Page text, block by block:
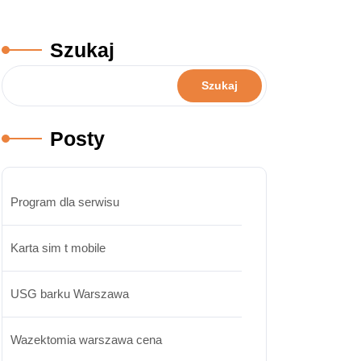
Szukaj
Szukaj
Posty
Program dla serwisu
Karta sim t mobile
USG barku Warszawa
Wazektomia warszawa cena